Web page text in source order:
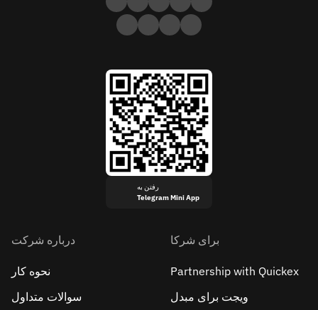
رفتن به
Telegram Mini App
درباره شرکت
نحوه کار
سوالات متداول
برای شرکا
Partnership with Quickex
ویجت برای مبدل